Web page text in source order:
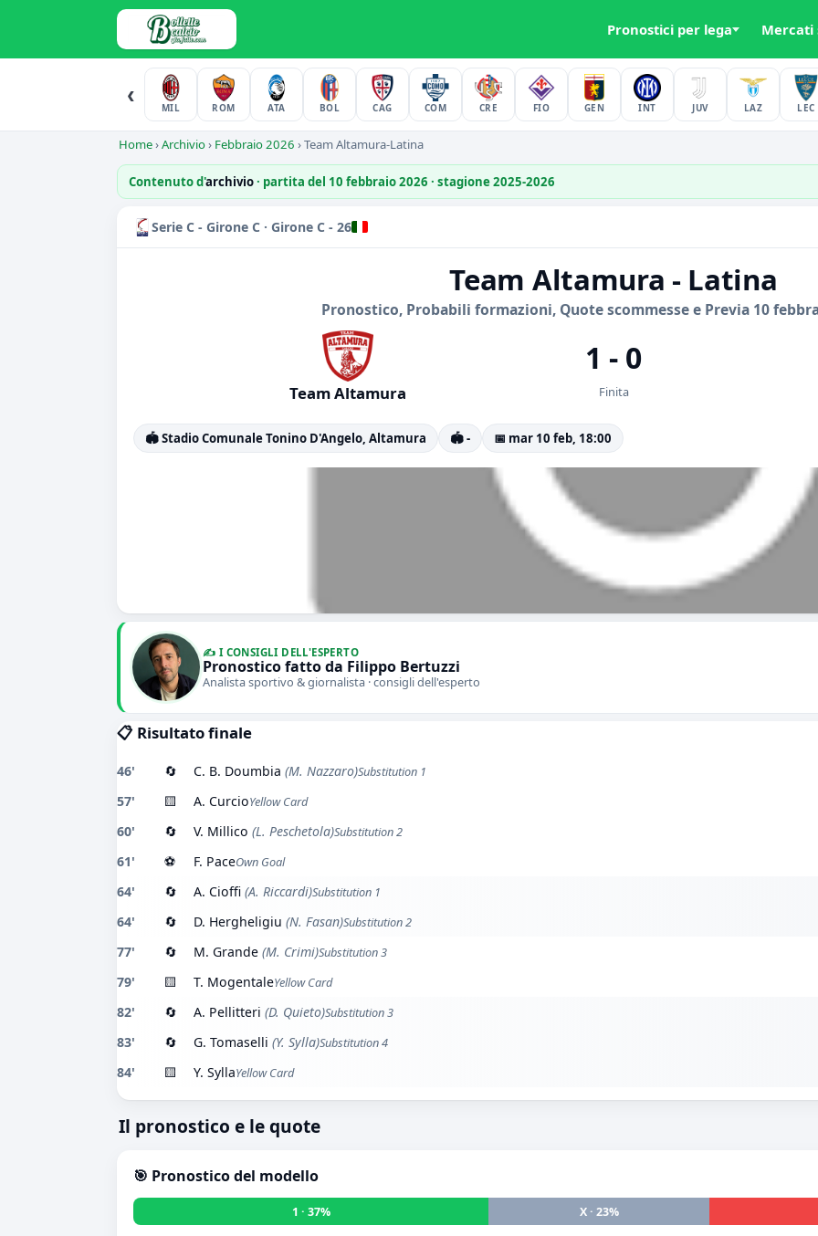
Pronostici per lega Mercati
‹
MIL ROM ATA BOL CAG COM CRE FIO GEN INT JUV LAZ LEC
Home›Archivio› Febbraio 2026 ›Team Altamura-Latina
Contenuto d'archivio· partita del 10 febbraio 2026 · stagione 2025-2026
Serie C - Girone C · Girone C - 26
Team Altamura - Latina
Pronostico, Probabili formazioni, Quote scommesse e Previa 10
Team Altamura
1 - 0
Finita
🏟️ Stadio Comunale Tonino D'Angelo, Altamura 🏟️ - 📅 mar 10 feb, 18:00
✍️ I CONSIGLI DELL'ESPERTO
Pronostico fatto da Filippo Bertuzzi
Analista sportivo & giornalista · consigli dell'esperto
📋 Risultato finale
46' 🔄 C. B. Doumbia (M. Nazzaro)Substitution 1
57' 🟨 A. CurcioYellow Card
60' 🔄 V. Millico (L. Peschetola)Substitution 2
61' ⚽ F. PaceOwn Goal
64' 🔄 A. Cioffi (A. Riccardi)Substitution 1
64' 🔄 D. Hergheligiu (N. Fasan)Substitution 2
77' 🔄 M. Grande (M. Crimi)Substitution 3
79' 🟨 T. MogentaleYellow Card
82' 🔄 A. Pellitteri (D. Quieto)Substitution 3
83' 🔄 G. Tomaselli (Y. Sylla)Substitution 4
84' 🟨 Y. SyllaYellow Card
Il pronostico e le quote
🎯 Pronostico del modello
1 · 37% X · 23%